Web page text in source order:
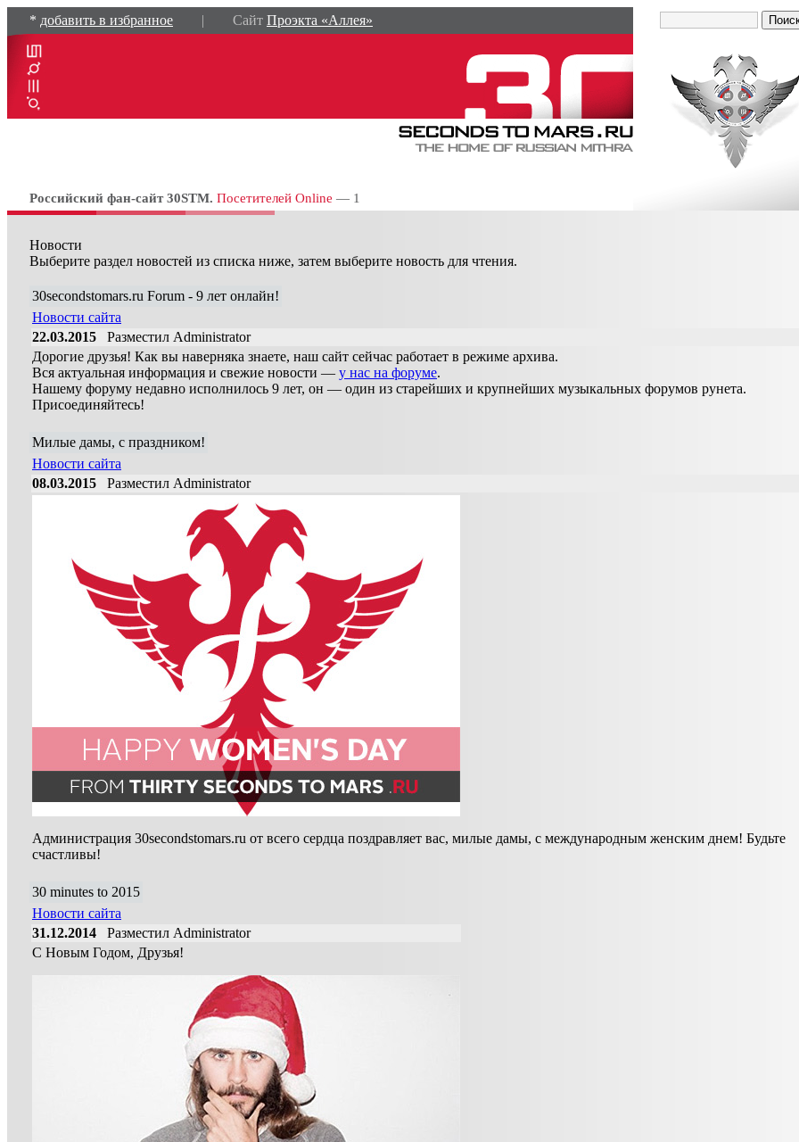
* добавить в избранное | Сайт Проэкта «Аллея»
Российский фан-сайт 30STM. Посетителей Online — 1
Новости
Выберите раздел новостей из списка ниже, затем выберите новость для чтения.
30secondstomars.ru Forum - 9 лет онлайн!
Новости сайта
22.03.2015 Разместил Administrator
Дорогие друзья! Как вы наверняка знаете, наш сайт сейчас работает в режиме архива.
Вся актуальная информация и свежие новости — у нас на форуме.
Нашему форуму недавно исполнилось 9 лет, он — один из старейших и крупнейших музыкальных форумов рунета.
Присоединяйтесь!
Милые дамы, с праздником!
Новости сайта
08.03.2015 Разместил Administrator
Администрация 30secondstomars.ru от всего сердца поздравляет вас, милые дамы, с международным женским днем! Будьте
счастливы!
30 minutes to 2015
Новости сайта
31.12.2014 Разместил Administrator
С Новым Годом, Друзья!